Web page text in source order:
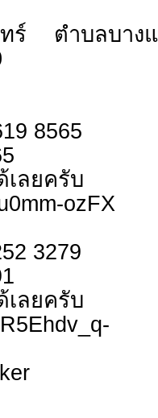
ตำบลบาง
8565
ลิงค์นี้ไ
ozFX
3279
ลิงค์นี้ไ